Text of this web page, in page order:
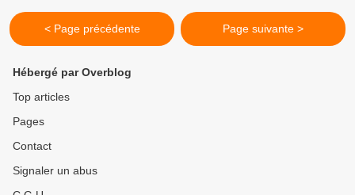
< Page précédente Page suivante >
Hébergé par Overblog
Top articles
Pages
Contact
Signaler un abus